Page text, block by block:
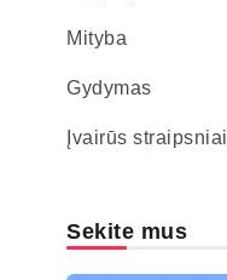
Mityba
Gydymas
Įvairūs straipsniai
Sekite mus